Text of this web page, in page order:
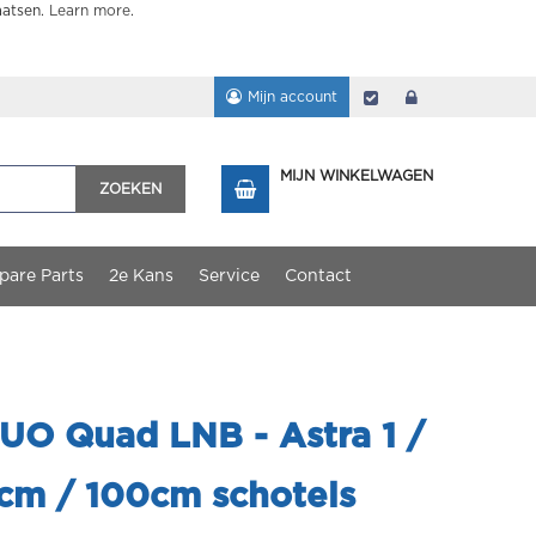
Learn more.
Mijn account Afrekenen
ZOEKEN
MIJN WINKELWAGEN
Parts 2e Kans Service Contact
Quad LNB - Astra 1 /
/ 100cm schotels